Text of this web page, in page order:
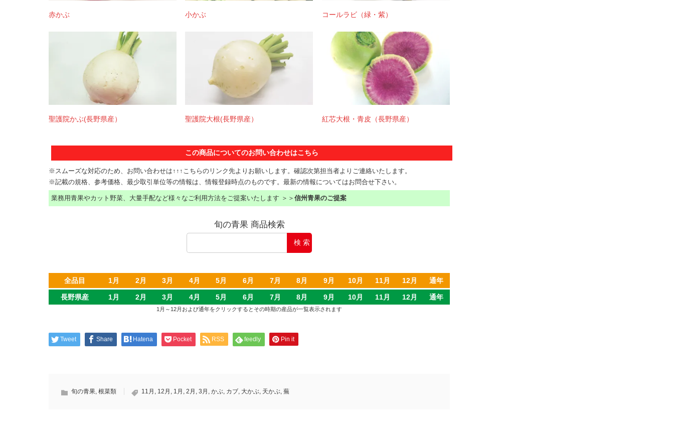
赤かぶ 小かぶ コールラビ（緑・紫）
聖護院かぶ(長野県産） 聖護院大根(長野県産） 紅芯大根・青皮（長野県産）
この商品についてのお問い合わせはこちら
※スムーズな対応のため、お問い合わせは↑↑↑こちらのリンク先よりお願いします。確認次第担当者よりご連絡いたします。
※記載の規格、参考価格、最少取引単位等の情報は、情報登録時点のものです。最新の情報についてはお問合せ下さい。
業務用青果やカット野菜、大量手配など様々なご利用方法をご提案いたします ＞＞ 信州青果のご提案
旬の青果 商品検索
全品目 1月 2月 3月 4月 5月 6月 7月 8月 9月 10月 11月 12月 通年
長野県産 1月 2月 3月 4月 5月 6月 7月 8月 9月 10月 11月 12月 通年
1月～12月および通年をクリックするとその時期の産品が一覧表示されます
Tweet Share Hatena Pocket RSS feedly Pin it
旬の青果, 根菜類 11月 , 12月 , 1月 , 2月 , 3月 , かぶ, カブ, 大かぶ, 天かぶ, 蕪